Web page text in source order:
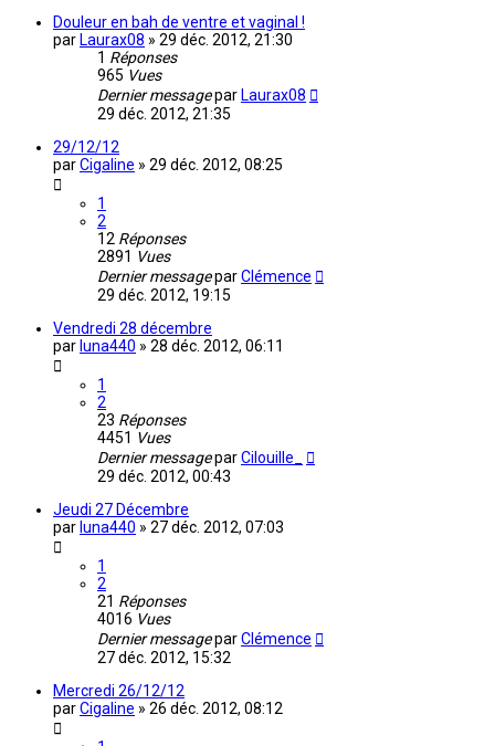
Douleur en bah de ventre et vaginal !
par Laurax08 » 29 déc. 2012, 21:30
1 Réponses
965 Vues
Dernier messagepar Laurax08
29 déc. 2012, 21:35
29/12/12
parCigaline » 29 déc. 2012, 08:25
1
2
12 Réponses
2891 Vues
Dernier messageparClémence
29 déc. 2012, 19:15
Vendredi 28 décembre
par luna440 » 28 déc. 2012, 06:11
1
2
23 Réponses
4451 Vues
Dernier messageparCilouille_
29 déc. 2012, 00:43
Jeudi 27 Décembre
par luna440 » 27 déc. 2012, 07:03
1
2
21 Réponses
4016 Vues
Dernier messageparClémence
27 déc. 2012, 15:32
Mercredi 26/12/12
parCigaline » 26 déc. 2012, 08:12